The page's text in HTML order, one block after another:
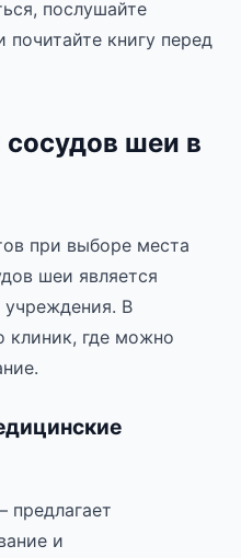
послушайте
книгу перед
шеи в
при выборе места
шеи является
учреждения. В
клиник, где можно
предлагает
и